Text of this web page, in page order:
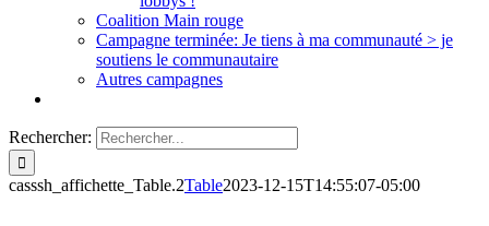
Coalition Main rouge
Campagne terminée: Je tiens à ma communauté > je
soutiens le communautaire
Autres campagnes
Rechercher:
casssh_affichette_Table.2Table2023-12-15T14:55:07-05:00